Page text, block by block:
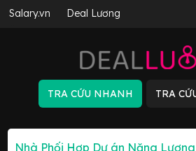
Salary.vn Deal Lương